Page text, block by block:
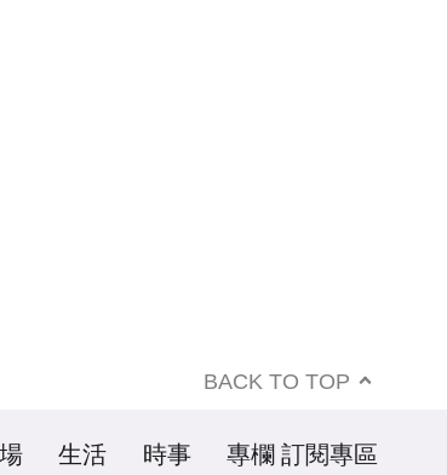
BACK TO TOP
生活 時事 專欄 訂閱專區